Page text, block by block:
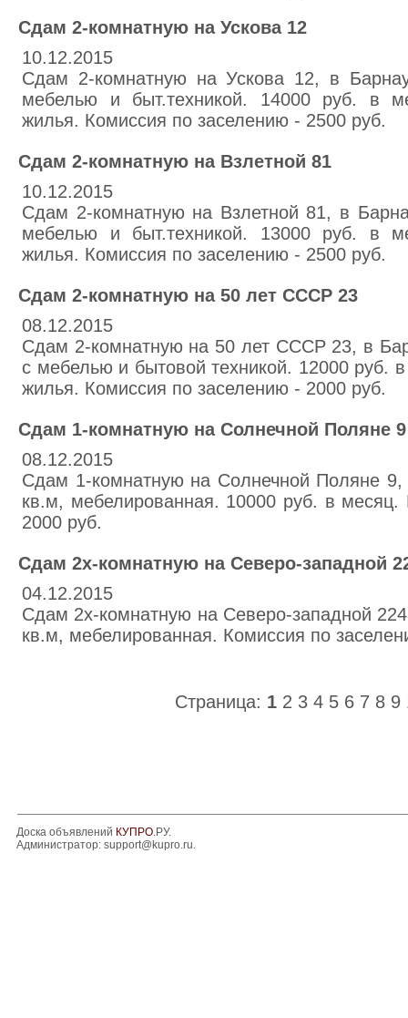
Сдам 2-комнатную на Ускова 12
10.12.2015
Сдам 2-комнатную на Ускова 12, в
мебелью и быт.техникой. 14000 руб. в
жилья. Комиссия по заселению - 2500 руб.
Сдам 2-комнатную на Взлетной 81
10.12.2015
Сдам 2-комнатную на Взлетной 81, в
мебелью и быт.техникой. 13000 руб. в
жилья. Комиссия по заселению - 2500 руб.
Сдам 2-комнатную на 50 лет СССР 23
08.12.2015
Сдам 2-комнатную на 50 лет СССР 23, в
с мебелью и бытовой техникой. 12000 руб.
жилья. Комиссия по заселению - 2000 руб.
Сдам 1-комнатную на Солнечной Поляне 9
08.12.2015
Сдам 1-комнатную на Солнечной Поляне 9,
кв.м, мебелированная. 10000 руб. в
2000 руб.
Сдам 2х-комнатную на Северо-западной
04.12.2015
Сдам 2х-комнатную на Северо-западной
кв.м, мебелированная. Комиссия по
Страница: 1 2 3 4 5 6 7 8 9
Доска объявлений КУПРО.РУ.
Администратор: support@kupro.ru.